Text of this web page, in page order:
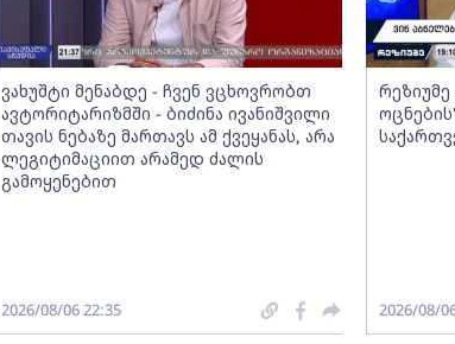
ვახუშტი მენაბდე - ჩვენ ვცხოვრობთ
ავტორიტარიზმში - ბიძინა ივანიშვილი
თავის ნებაზე მართავს ამ ქვეყანას, არა
ლეგიტიმაციით არამედ ძალის
გამოყენებით
2026/08/06 22:35 2026/08/